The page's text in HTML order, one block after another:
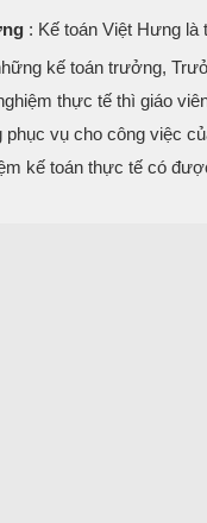
: Kế toán Việt Hưng
kế toán trưởng,
thực tế thì giáo
vụ cho công việc
kế toán thực tế có